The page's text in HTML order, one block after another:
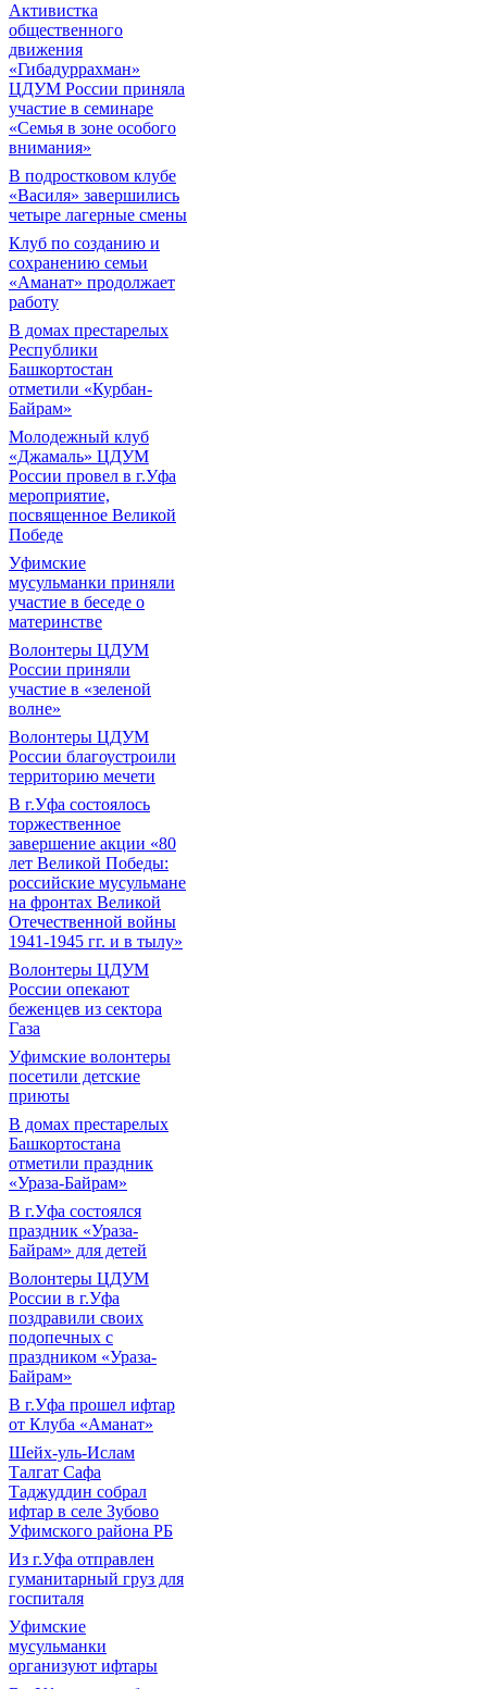
Активистка
общественного
движения
«Гибадуррахман»
ЦДУМ России приняла
участие в семинаре
«Семья в зоне особого
внимания»
В подростковом клубе
«Василя» завершились
четыре лагерные смены
Клуб по созданию и
сохранению семьи
«Аманат» продолжает
работу
В домах престарелых
Республики
Башкортостан
отметили «Курбан-
Байрам»
Молодежный клуб
«Джамаль» ЦДУМ
России провел в г.Уфа
мероприятие,
посвященное Великой
Победе
Уфимские
мусульманки приняли
участие в беседе о
материнстве
Волонтеры ЦДУМ
России приняли
участие в «зеленой
волне»
Волонтеры ЦДУМ
России благоустроили
территорию мечети
В г.Уфа состоялось
торжественное
завершение акции «80
лет Великой Победы:
российские мусульмане
на фронтах Великой
Отечественной войны
1941-1945 гг. и в тылу»
Волонтеры ЦДУМ
России опекают
беженцев из сектора
Газа
Уфимские волонтеры
посетили детские
приюты
В домах престарелых
Башкортостана
отметили праздник
«Ураза-Байрам»
В г.Уфа состоялся
праздник «Ураза-
Байрам» для детей
Волонтеры ЦДУМ
России в г.Уфа
поздравили своих
подопечных с
праздником «Ураза-
Байрам»
В г.Уфа прошел ифтар
от Клуба «Аманат»
Шейх-уль-Ислам
Талгат Сафа
Таджуддин собрал
ифтар в селе Зубово
Уфимского района РБ
Из г.Уфа отправлен
гуманитарный груз для
госпиталя
Уфимские
мусульманки
организуют ифтары